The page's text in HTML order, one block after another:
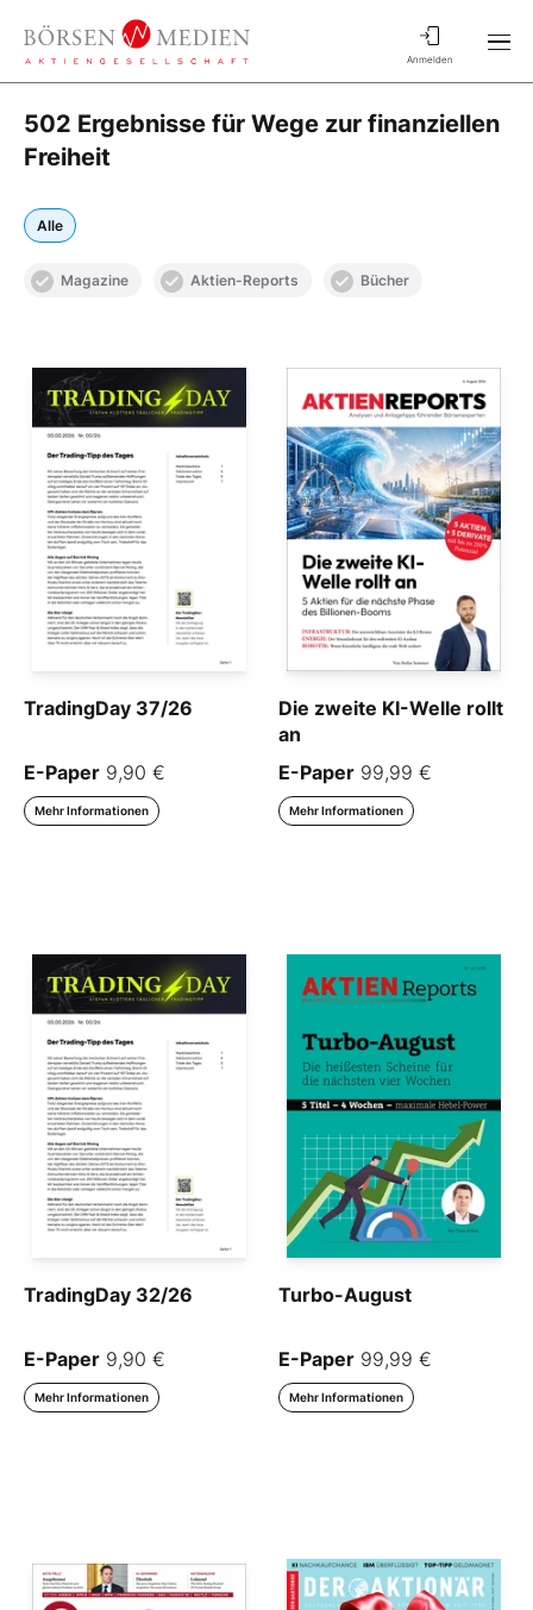
Anmelden
502 Ergebnisse für Wege zur finanziellen
Freiheit
Alle
Magazine Aktien-Reports Bücher
TradingDay 37/26
E-Paper 9,90 €
Mehr Informationen
Die zweite KI-Welle rollt
an
E-Paper 99,99 €
Mehr Informationen
TradingDay 32/26
E-Paper 9,90 €
Mehr Informationen
Turbo-August
E-Paper 99,99 €
Mehr Informationen